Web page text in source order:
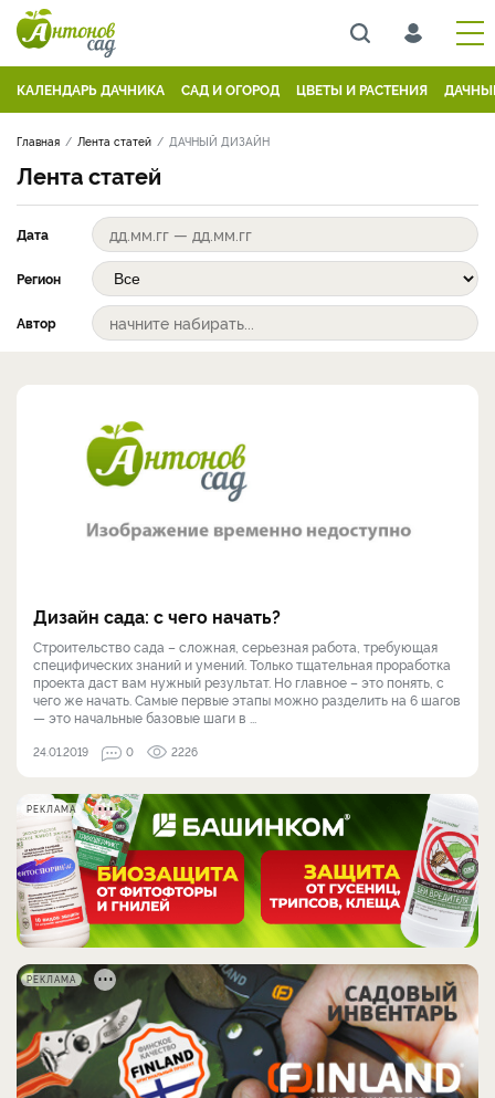
КАЛЕНДАРЬ ДАЧНИКА САД И ОГОРОД ЦВЕТЫ И РАСТЕНИЯ
Главная Лента статей ДАЧНЫЙ ДИЗАЙН
Лента статей
Дата
Регион
Автор
Дизайн сада: с чего начать?
Строительство сада – сложная, серьезная работа, требующая
специфических знаний и умений. Только тщательная проработка
проекта даст вам нужный результат. Но главное – это понять, с
чего же начать. Самые первые этапы можно разделить на 6 шагов
— это начальные базовые шаги в ...
24.01.2019 0 2226
РЕКЛАМА
РЕКЛАМА